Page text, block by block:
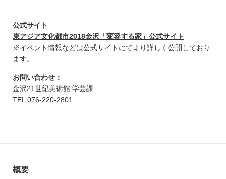
公式サイト
東アジア文化都市2018金沢「変容する家」公式サイト
※イベント情報などは公式サイトにてより詳しく公開しており
ます。
お問い合わせ：
金沢21世紀美術館 学芸課
TEL 076-220-2801
概要